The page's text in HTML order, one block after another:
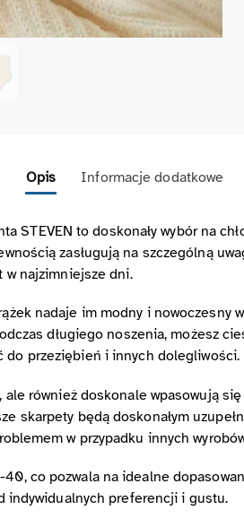
Opis Informacje dodatkowe
STEVEN to doskonały wybór na
zasługują na szczególną
w najzimniejsze dni.
nadaje im modny i nowoczesny
długiego noszenia, możesz
do przeziębień i innych dolegliwości.
również doskonale wpasowują
skarpety będą doskonałym
w przypadku innych
co pozwala na idealne
indywidualnych preferencji i gustu.